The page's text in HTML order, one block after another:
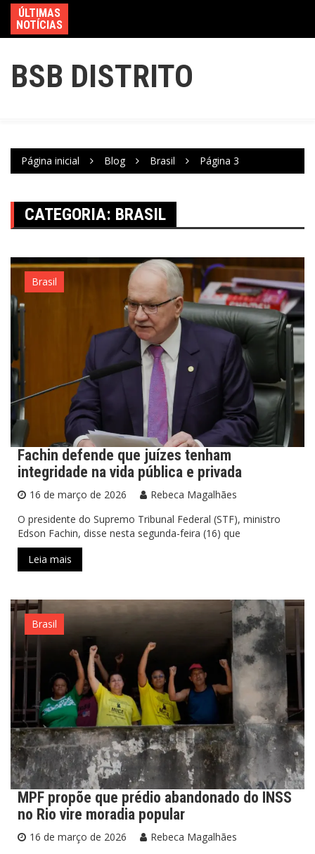
ÚLTIMAS
NOTÍCIAS
BSB DISTRITO
Página inicial Blog Brasil Página 3
CATEGORIA: BRASIL
Brasil
Fachin defende que juízes tenham
integridade na vida pública e privada
16 de março de 2026
Rebeca Magalhães
O presidente do Supremo Tribunal Federal (STF), ministro
Edson Fachin, disse nesta segunda-feira (16) que
Leia mais
Brasil
MPF propõe que prédio abandonado do INSS
no Rio vire moradia popular
16 de março de 2026
Rebeca Magalhães